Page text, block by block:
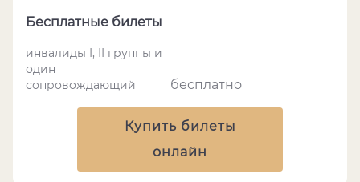
Бесплатные билеты
инвалиды I, II группы и
один
сопровождающий
бесплатно
Купить билеты
онлайн